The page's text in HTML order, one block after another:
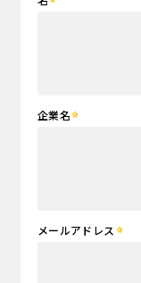
企業名
メールアドレス